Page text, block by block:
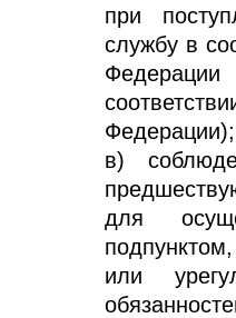
при
службу в
Федерации);
в)
для
или